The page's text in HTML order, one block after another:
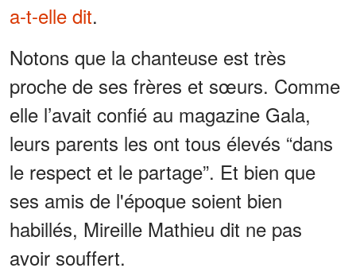
a-t-elle dit.
Notons que la chanteuse est très
proche de ses frères et sœurs. Comme
elle l’avait confié au magazine Gala,
leurs parents les ont tous élevés “dans
le respect et le partage”. Et bien que
ses amis de l'époque soient bien
habillés, Mireille Mathieu dit ne pas
avoir souffert.